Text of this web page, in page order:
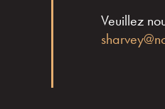
Veuillez